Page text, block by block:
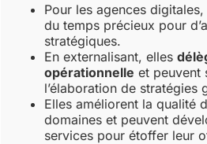
Pour les agences
du temps précieux pour
stratégiques.
En externalisant, elles
opérationnelle et peuvent
l’élaboration de stratégies
Elles améliorent la qualité
domaines et peuvent
services pour étoffer leur